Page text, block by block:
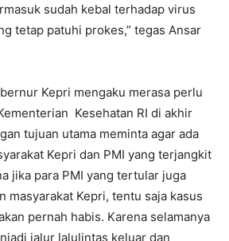
sudah kebal terhadap virus
tetap patuhi prokes,” tegas Ansar
Kepri mengaku merasa perlu
Kesehatan RI di akhir
tujuan utama meminta agar ada
Kepri dan PMI yang terjangkit
jika para PMI yang tertular juga
masyarakat Kepri, tentu saja kasus
pernah habis. Karena selamanya
jalur lalulintas keluar dan